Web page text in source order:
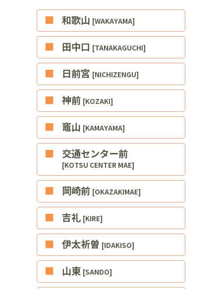
■和歌山 [WAKAYAMA]
■田中口 [TANAKAGUCHI]
■日前宮 [NICHIZENGU]
■神前 [KOZAKI]
■竈山 [KAMAYAMA]
■交通センター前
[KOTSU CENTER MAE]
■岡崎前 [OKAZAKIMAE]
■吉礼 [KIRE]
■伊太祈曽 [IDAKISO]
■山東 [SANDO]